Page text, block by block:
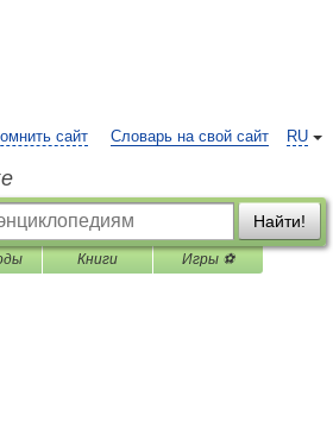
RU
сайт Словарь на свой сайт
Найти!
Книги Игры ⚽